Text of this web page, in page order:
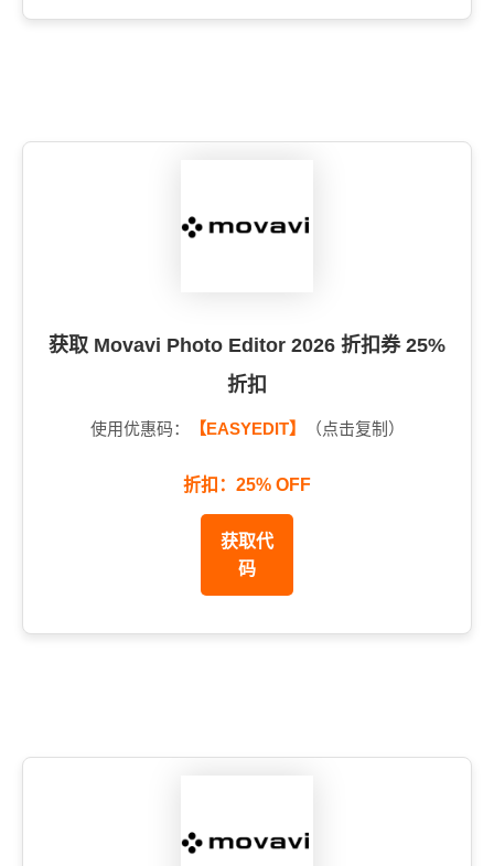
获取 Movavi Photo Editor 2026 折扣券 25%
折扣
使用优惠码： 【EASYEDIT】 （点击复制）
折扣：25% OFF
获取代
码